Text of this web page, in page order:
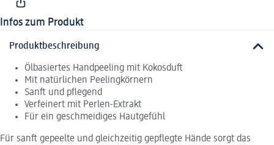
Infos zum Produkt
Produktbeschreibung
Ölbasiertes Handpeeling mit Kokosduft
Mit natürlichen Peelingkörnern
Sanft und pflegend
Verfeinert mit Perlen-Extrakt
Für ein geschmeidiges Hautgefühl
Für sanft gepeelte und gleichzeitig gepflegte Hände sorgt das